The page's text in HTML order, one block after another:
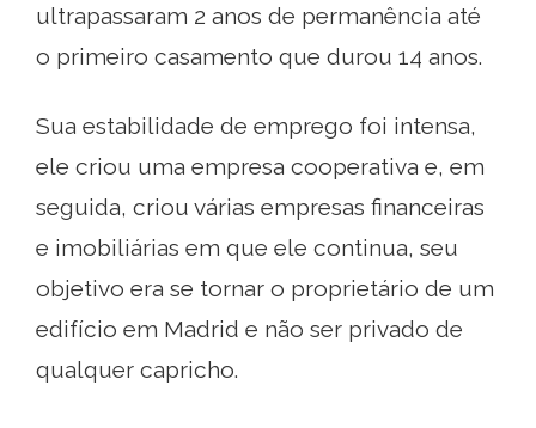
ultrapassaram 2 anos de permanência até
o primeiro casamento que durou 14 anos.
Sua estabilidade de emprego foi intensa,
ele criou uma empresa cooperativa e, em
seguida, criou várias empresas financeiras
e imobiliárias em que ele continua, seu
objetivo era se tornar o proprietário de um
edifício em Madrid e não ser privado de
qualquer capricho.